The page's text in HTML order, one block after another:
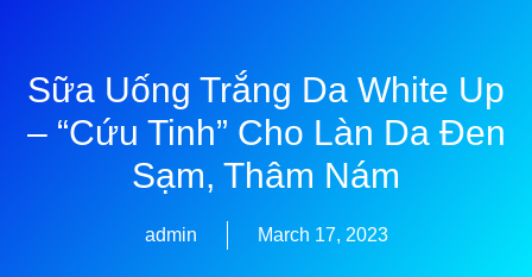
Sữa Uống Trắng Da White Up
– “Cứu Tinh” Cho Làn Da Đen
Sạm, Thâm Nám
admin March 17, 2023